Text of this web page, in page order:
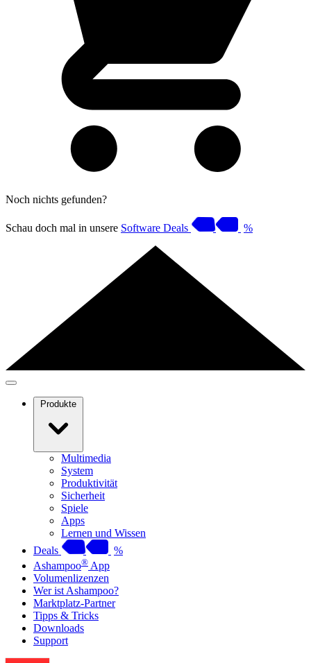
Noch nichts gefunden?
Schau doch mal in unsere Software Deals %
Produkte
Multimedia
System
Produktivität
Sicherheit
Spiele
Apps
Lernen und Wissen
Deals
%
Ashampoo® App
Volumenlizenzen
Wer ist Ashampoo?
Marktplatz-Partner
Tipps & Tricks
Downloads
Support